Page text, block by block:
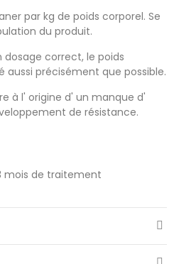
par kg de poids corporel. Se
du produit.
dosage correct, le poids
précisément que possible.
à l' origine d' un manque d'
de résistance.
mois de traitement